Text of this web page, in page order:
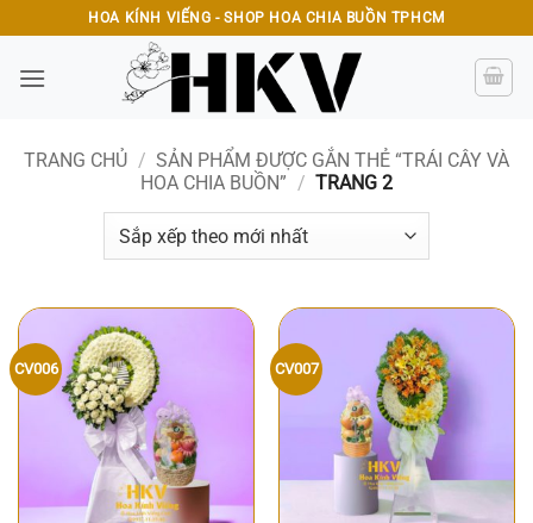
qua
nội
HOA KÍNH VIẾNG - SHOP HOA CHIA BUỒN TPHCM
TRANG CHỦ / SẢN PHẨM ĐƯỢC GẮN THẺ “TRÁI CÂY VÀ
HOA CHIA BUỒN” / TRANG 2
CV006 CV007